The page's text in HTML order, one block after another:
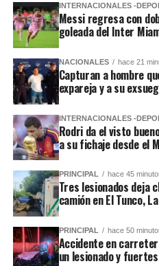
INTERNACIONALES -
Messi regresa con
goleada del Inter
NACIONALES hace 21
Capturan a hombre
expareja y a su
INTERNACIONALES -
Rodri da el visto
a su fichaje desde el
PRINCIPAL hace 45
Tres lesionados deja
camión en El Tunco,
PRINCIPAL hace 50
Accidente en
un lesionado y